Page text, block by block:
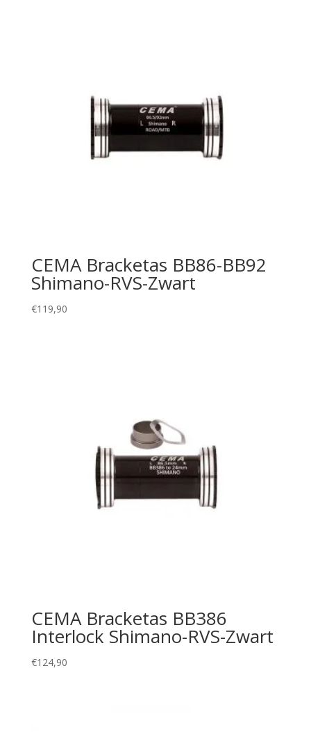
CEMA Bracketas BB86-BB92
Shimano-RVS-Zwart
€119,90
CEMA Bracketas BB386
Interlock Shimano-RVS-Zwart
€124,90